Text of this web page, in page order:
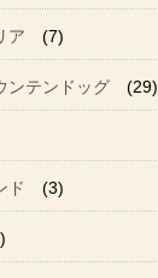
ア (7)
ンテンドッグ (29)
ド (3)